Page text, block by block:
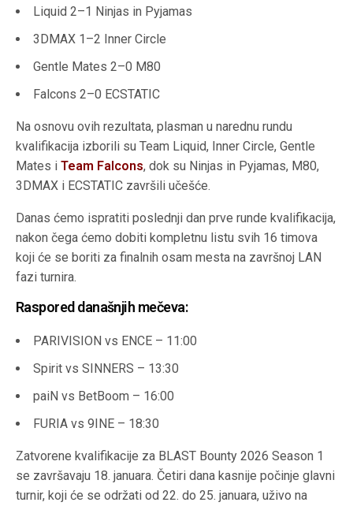
Liquid 2–1 Ninjas in Pyjamas
3DMAX 1–2 Inner Circle
Gentle Mates 2–0 M80
Falcons 2–0 ECSTATIC
Na osnovu ovih rezultata, plasman u narednu rundu
kvalifikacija izborili su Team Liquid, Inner Circle, Gentle
Mates iTeam Falcons, dok su Ninjas in Pyjamas, M80,
3DMAX i ECSTATIC završili učešće.
Danas ćemo ispratiti poslednji dan prve runde kvalifikacija,
nakon čega ćemo dobiti kompletnu listu svih 16 timova
koji će se boriti za finalnih osam mesta na završnoj LAN
fazi turnira.
Raspored današnjih mečeva:
PARIVISION vs ENCE – 11:00
Spirit vs SINNERS – 13:30
paiN vs BetBoom – 16:00
FURIA vs 9INE – 18:30
Zatvorene kvalifikacije za BLAST Bounty 2026 Season 1
se završavaju 18. januara. Četiri dana kasnije počinje glavni
turnir, koji će se održati od 22. do 25. januara, uživo na